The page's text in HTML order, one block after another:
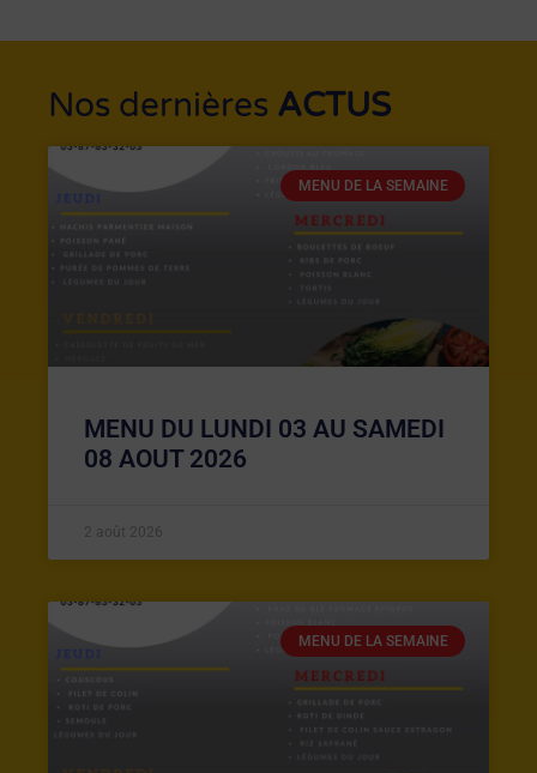
Nos dernières ACTUS
MENU DE LA SEMAINE
MENU DU LUNDI 03 AU SAMEDI
08 AOUT 2026
2 août 2026
MENU DE LA SEMAINE